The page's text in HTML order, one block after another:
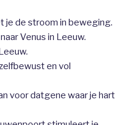
je de stroom in beweging.
Venus in Leeuw.
en vol
voor datgene waar je hart